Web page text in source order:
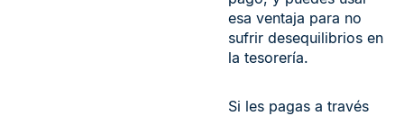
esa ventaja para no
sufrir desequilibrios en
la tesorería.
Si les pagas a través